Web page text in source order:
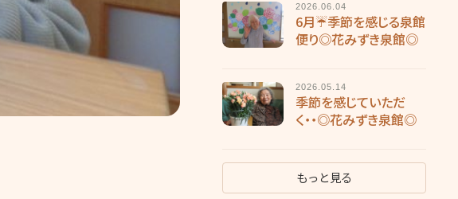
2026.06.04
6月☔季節を感じる泉館
便り◎花みずき泉館◎
2026.05.14
季節を感じていただ
く・・◎花みずき泉館◎
もっと見る